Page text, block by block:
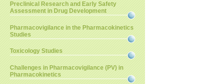
Preclinical Research and Early Safety
Assessment in Drug Development
Pharmacovigilance in the Pharmacokinetics
Studies
Toxicology Studies
Challenges in Pharmacovigilance (PV) in
Pharmacokinetics